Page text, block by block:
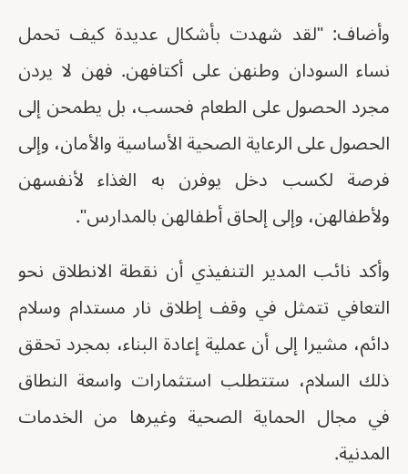
وأضاف: "لقد شهدت بأشكال عديدة كيف تحمل
نساء السودان وطنهن على أكتافهن. فهن لا يردن
مجرد الحصول على الطعام فحسب، بل يطمحن إلى
الحصول على الرعاية الصحية الأساسية والأمان، وإلى
فرصة لكسب دخل يوفرن به الغذاء لأنفسهن
ولأطفالهن، وإلى إلحاق أطفالهن بالمدارس".
وأكد نائب المدير التنفيذي أن نقطة الانطلاق نحو
التعافي تتمثل في وقف إطلاق نار مستدام وسلام
دائم، مشيرا إلى أن عملية إعادة البناء، بمجرد تحقق
ذلك السلام، ستتطلب استثمارات واسعة النطاق
في مجال الحماية الصحية وغيرها من الخدمات
المدنية.